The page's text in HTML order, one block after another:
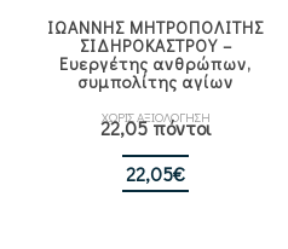
ΙΩΑΝΝΗΣ ΜΗΤΡΟΠΟΛΙΤΗΣ
ΣΙΔΗΡΟΚΑΣΤΡΟΥ –
Ευεργέτης ανθρώπων,
συμπολίτης αγίων
ΧΩΡΙΣ ΑΞΙΟΛΟΓΗΣΗ
22,05 πόντοι
22,05€